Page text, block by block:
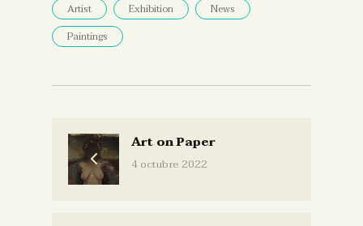
Artist Exhibition
News
Paintings
Art on Paper
4 octubre 2022